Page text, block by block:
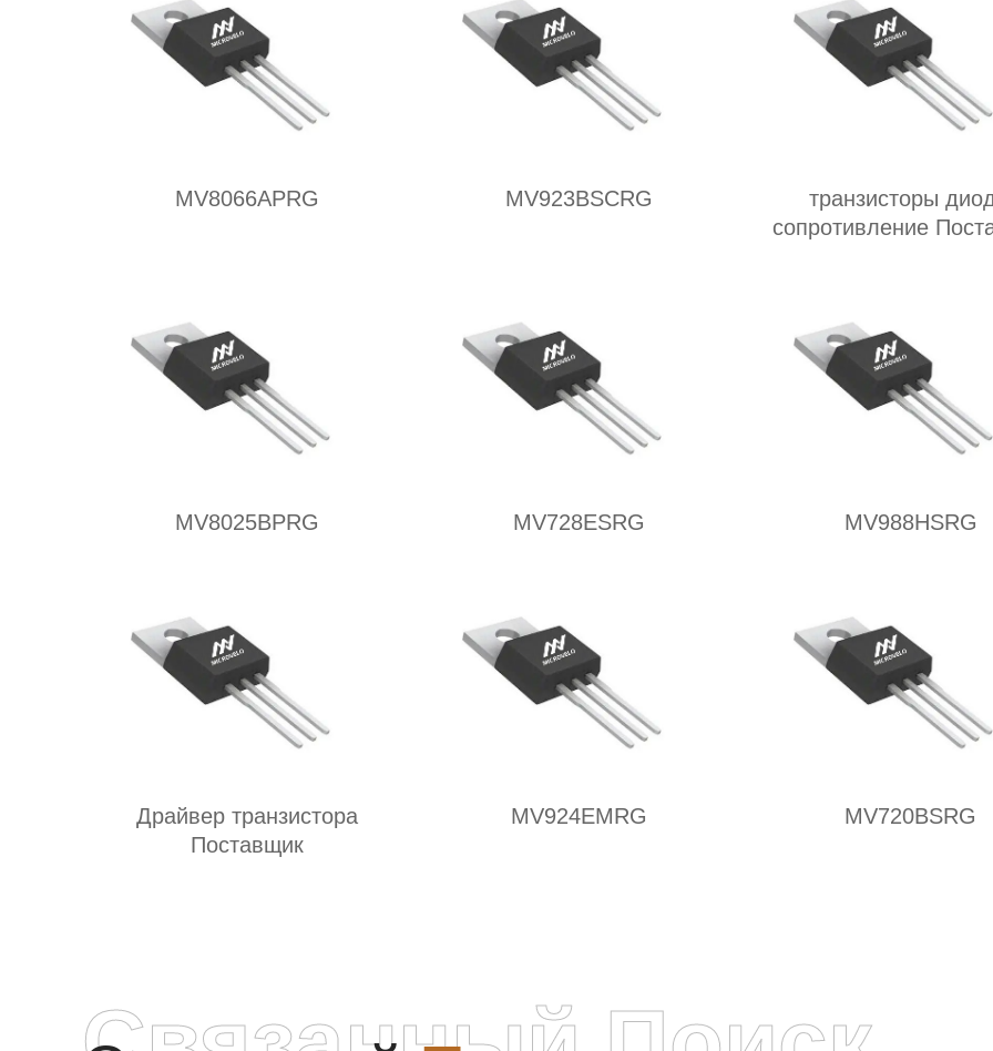
MV8066APRG MV923BSCRG
транзисторы
сопротивление
MV8025BPRG MV728ESRG MV988HSRG
Драйвер транзистора
Поставщик
MV924EMRG MV720BSRG